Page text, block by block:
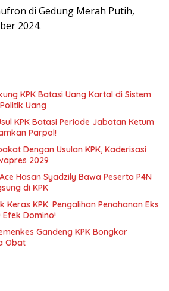
di Gedung Merah Putih,
2024.
KPK Batasi Uang Kartal di Sistem
Uang
KPK Batasi Periode Jabatan Ketum
Parpol!
Dengan Usulan KPK, Kaderisasi
2029
Hasan Syadzily Bawa Peserta P4N
di KPK
Keras KPK: Pengalihan Penahanan Eks
Efek Domino!
Gandeng KPK Bongkar
Obat